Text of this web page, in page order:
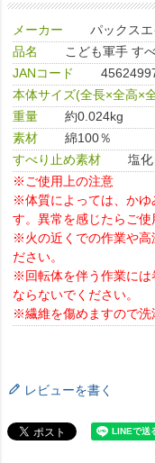
メーカー
パックス
品名
こども軍手 す
JANコード
本体サイズ(全長×全高×
重量
約0.024kg
素材
綿100％
すべり止め素材
塩
※ご使用上の注意
※体質によっては、かゆ
す。異常を感じたらご使
※火の近くでの作業や高
ださい。
※回転体を伴う作業には
ならないでください。
※繊維を傷めますので洗
レビューを書く